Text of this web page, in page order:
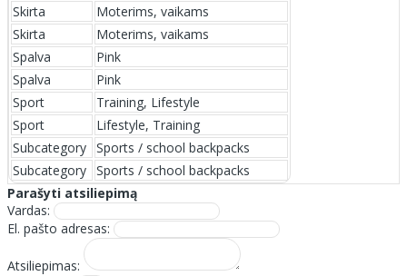
Skirta
Moterims, vaikams
Skirta
Moterims, vaikams
Spalva
Pink
Spalva
Pink
Sport
Training, Lifestyle
Sport
Lifestyle, Training
Subcategory Sports / school backpacks
Subcategory Sports / school backpacks
Parašyti atsiliepimą
Vardas:
El. pašto adresas:
Atsiliepimas: